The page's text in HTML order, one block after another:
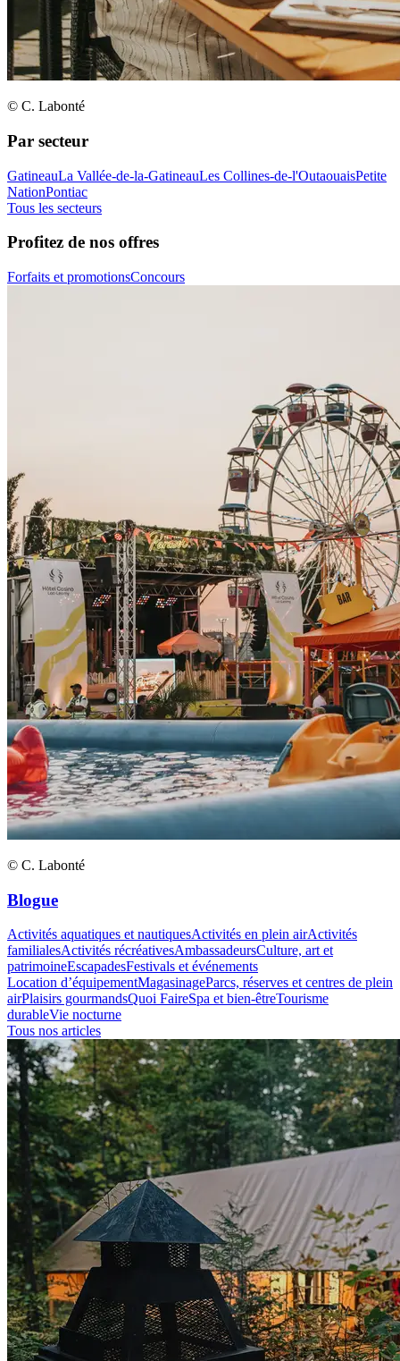
© C. Labonté
Par secteur
GatineauLa Vallée-de-la-GatineauLes Collines-de-l'OutaouaisPetite
NationPontiac
Tous les secteurs
Profitez de nos offres
Forfaits et promotionsConcours
© C. Labonté
Blogue
Activités aquatiques et nautiquesActivités en plein airActivités
familialesActivités récréativesAmbassadeursCulture, art et
patrimoineEscapadesFestivals et événements
Location d’équipementMagasinageParcs, réserves et centres de plein
airPlaisirs gourmandsQuoi FaireSpa et bien-êtreTourisme
durableVie nocturne
Tous nos articles